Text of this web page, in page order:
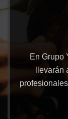
En Grupo